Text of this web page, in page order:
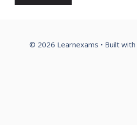
© 2026 Learnexams • Built with